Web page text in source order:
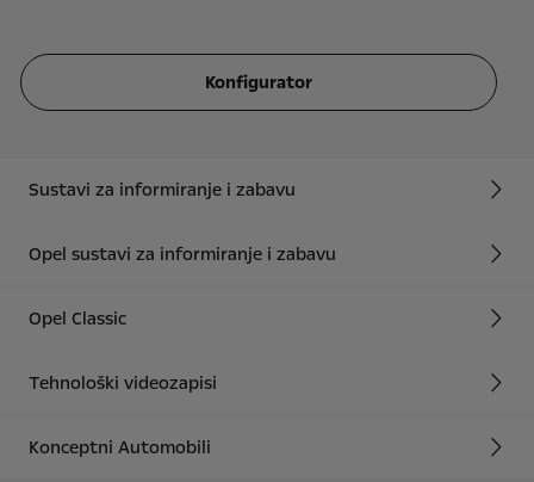
Konfigurator
Sustavi za informiranje i zabavu
Opel sustavi za informiranje i zabavu
Opel Classic
Tehnološki videozapisi
Konceptni Automobili